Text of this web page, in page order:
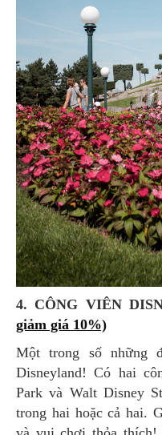
4. CÔNG VIÊN
giảm giá 10%)
Một trong số những điểm du lịch nổi tiếng nhất,
Disneyland! Có hai
Park và Walt Disney
trong hai hoặc cả hai.